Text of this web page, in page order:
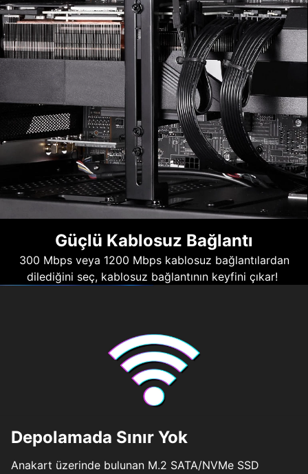
Güçlü Kablosuz Bağlantı
300 Mbps veya 1200 Mbps kablosuz bağlantılardan
dilediğini seç, kablosuz bağlantının keyfini çıkar!
Depolamada Sınır Yok
Anakart üzerinde bulunan M.2 SATA/NVMe SSD